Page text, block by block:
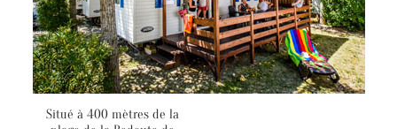
Situé à 400 mètres de la